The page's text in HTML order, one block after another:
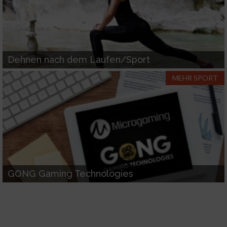
Dehnen nach dem Laufen/Sport
MEHR SPORT
GONG Gaming Technologies
Verwendung reduzierter Daten zur Auswahl
Erstellung von Profilen für personalisierte
Werbung
Verwendung von Profilen zur Auswahl
personalisierter Werbung
Erstellung von Profilen zur Personalisierung
von Inhalten
Verwendung von Profilen zur Auswahl
personalisierter Inhalte
Messung der Werbeleistung